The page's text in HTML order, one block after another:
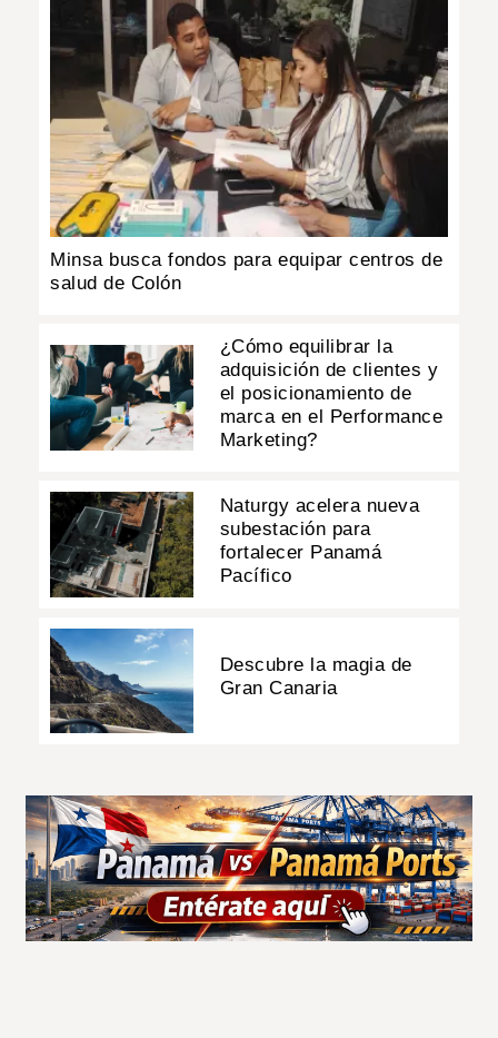
Minsa busca fondos para equipar centros de
salud de Colón
¿Cómo equilibrar la
adquisición de clientes y
el posicionamiento de
marca en el Performance
Marketing?
Naturgy acelera nueva
subestación para
fortalecer Panamá
Pacífico
Descubre la magia de
Gran Canaria